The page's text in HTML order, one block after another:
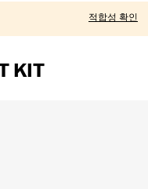
적합성 확인
KIT